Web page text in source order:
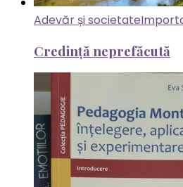
Adevăr și societate
Credință neprefăcută